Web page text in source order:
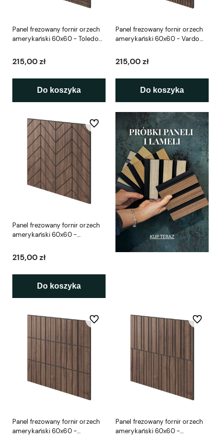
Panel frezowany fornir orzech
amerykański 60x60 - Toledo
215,00 zł
Do koszyka
Panel frezowany fornir orzech
amerykański 60x60 - Vardo
215,00 zł
Do koszyka
Panel frezowany fornir orzech
amerykański 60x60 -
215,00 zł
Do koszyka
Do ulubionych
Panel frezowany fornir orzech
amerykański 60x60 -
Do ulubionych
Panel frezowany fornir orzech
amerykański 60x60 -
Do